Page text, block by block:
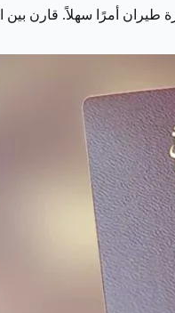
أمرًا سهلاً. قارن